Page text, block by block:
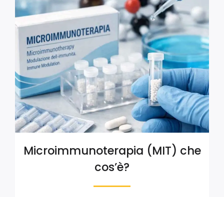
Microimmunoterapia (MIT) che
cos’è?